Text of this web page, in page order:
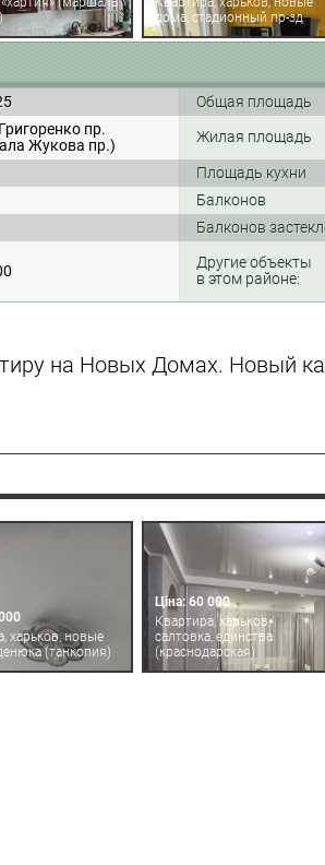
дома, стадионный пр-зд
Общая площадь
пр.
Жукова пр.)
Жилая площадь
Площадь кухни
Балконов
Балконов
Другие объекты
в этом районе:
на Новых Домах. Новый
харьков, новые
(танкопия)
Ціна: 60 000
Квартира, харьков,
салтовка, единства
(краснодарская)